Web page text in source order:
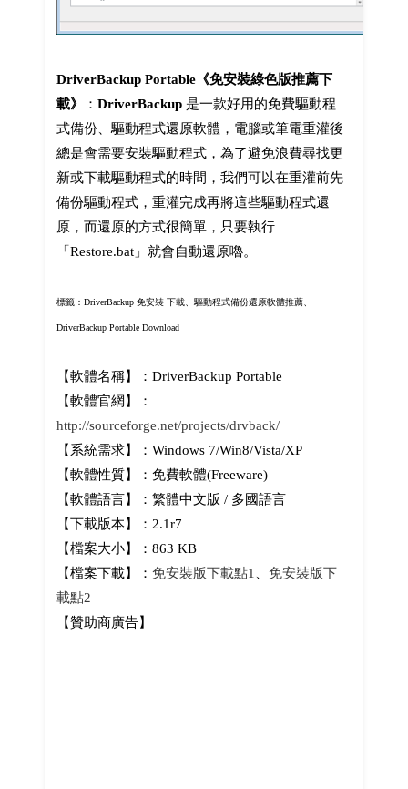
DriverBackup Portable《免安裝綠色版推薦下
載》
： DriverBackup 是一款好用的免費驅動程
式備份、驅動程式還原軟體，電腦或筆電重灌後
總是會需要安裝驅動程式，為了避免浪費尋找更
新或下載驅動程式的時間，我們可以在重灌前先
備份驅動程式，重灌完成再將這些驅動程式還
原，而還原的方式很簡單，只要執行
「Restore.bat」就會自動還原嚕。
標籤：DriverBackup 免安裝 下載、驅動程式備份還原軟體推薦、
DriverBackup Portable Download
【軟體名稱】：DriverBackup Portable
【軟體官網】：
http://sourceforge.net/projects/drvback/
【系統需求】：Windows 7/Win8/Vista/XP
【軟體性質】：免費軟體(Freeware)
【軟體語言】：繁體中文版 / 多國語言
【下載版本】：2.1r7
【檔案大小】：863 KB
【檔案下載】： 免安裝版下載點1、 免安裝版下
載點2
【贊助商廣告】